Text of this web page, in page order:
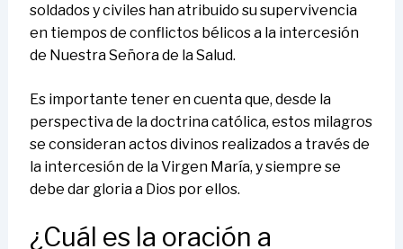
soldados y civiles han atribuido su supervivencia
en tiempos de conflictos bélicos a la intercesión
de Nuestra Señora de la Salud.
Es importante tener en cuenta que, desde la
perspectiva de la doctrina católica, estos milagros
se consideran actos divinos realizados a través de
la intercesión de la Virgen María, y siempre se
debe dar gloria a Dios por ellos.
¿Cuál es la oración a